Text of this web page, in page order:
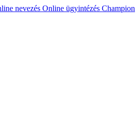
nevezés Online ügyintézés Champion